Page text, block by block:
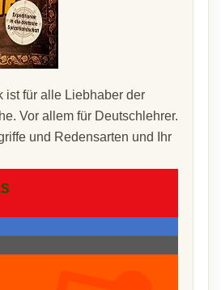
ist für alle Liebhaber der
Vor allem für Deutschlehrer.
und Redensarten und Ihr